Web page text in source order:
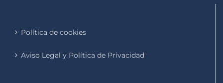
Política de cookies
Aviso Legal y Política de Privacidad